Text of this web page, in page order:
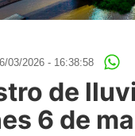
03/2026 - 16:38:58
de
6 de